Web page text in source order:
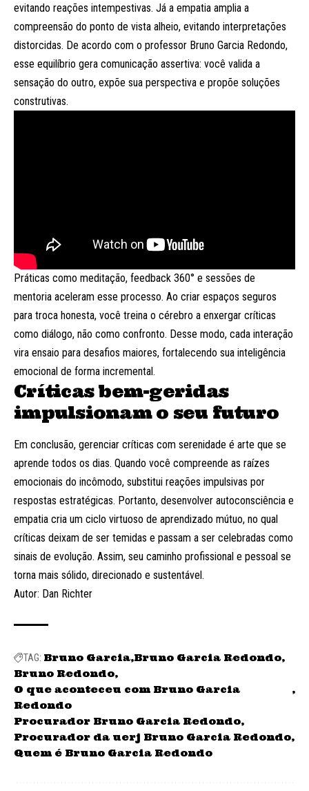
evitando reações intempestivas. Já a empatia amplia a
compreensão do ponto de vista alheio, evitando interpretações
distorcidas. De acordo com o professor Bruno Garcia Redondo,
esse equilíbrio gera comunicação assertiva: você valida a
sensação do outro, expõe sua perspectiva e propõe soluções
construtivas.
Práticas como meditação, feedback 360° e sessões de
mentoria aceleram esse processo. Ao criar espaços seguros
para troca honesta, você treina o cérebro a enxergar críticas
como diálogo, não como confronto. Desse modo, cada interação
vira ensaio para desafios maiores, fortalecendo sua inteligência
emocional de forma incremental.
Críticas bem-geridas
impulsionam o seu futuro
Em conclusão, gerenciar críticas com serenidade é arte que se
aprende todos os dias. Quando você compreende as raízes
emocionais do incômodo, substitui reações impulsivas por
respostas estratégicas. Portanto, desenvolver autoconsciência e
empatia cria um ciclo virtuoso de aprendizado mútuo, no qual
críticas deixam de ser temidas e passam a ser celebradas como
sinais de evolução. Assim, seu caminho profissional e pessoal se
torna mais sólido, direcionado e sustentável.
Autor: Dan Richter
TAG: Bruno Garcia Bruno Garcia Redondo
Bruno Redondo
O que aconteceu com Bruno Garcia
Redondo
Procurador Bruno Garcia Redondo
Procurador da uerj Bruno Garcia Redondo
Quem é Bruno Garcia Redondo